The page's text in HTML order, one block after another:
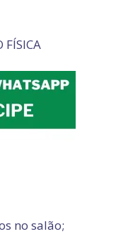
FÍSICA
no salão;